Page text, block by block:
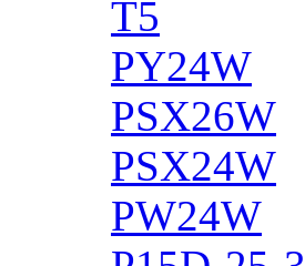
T5
PY24W
PSX26W
PSX24W
PW24W